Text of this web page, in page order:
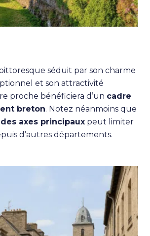
séduit par son charme
et son attractivité
proche bénéficiera d’un cadre
breton. Notez néanmoins que
axes principaux peut limiter
d’autres départements.